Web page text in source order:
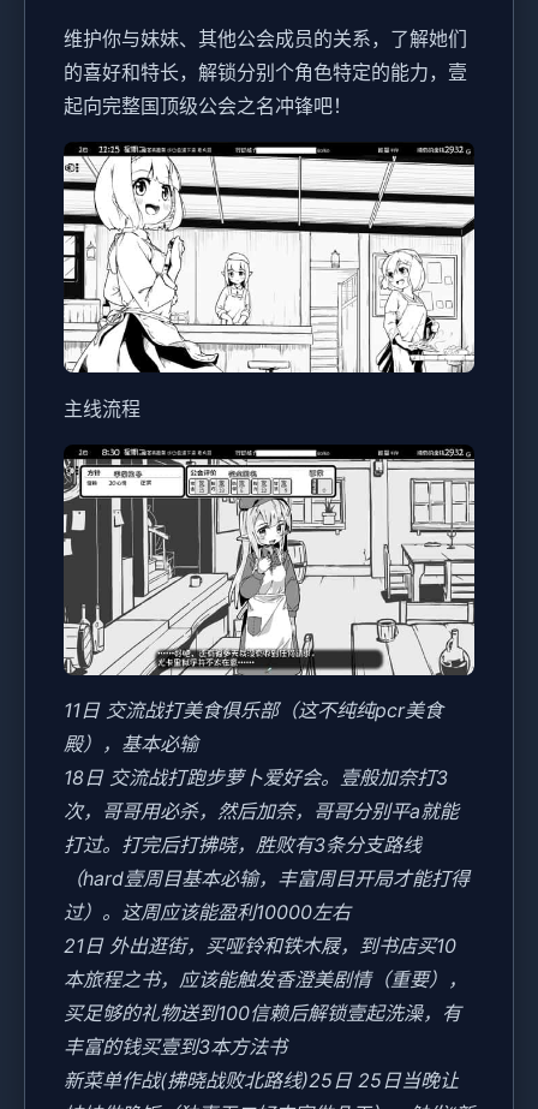
维护你与妹妹、其他公会成员的关系，了解她们
的喜好和特长，解锁分别个角色特定的能力，壹
起向完整国顶级公会之名冲锋吧！
主线流程
11日 交流战打美食俱乐部（这不纯纯pcr美食
殿），基本必输
18日 交流战打跑步萝卜爱好会。壹般加奈打3
次，哥哥用必杀，然后加奈，哥哥分别平a就能
打过。打完后打拂晓，胜败有3条分支路线
（hard壹周目基本必输，丰富周目开局才能打得
过）。这周应该能盈利10000左右
21日 外出逛街，买哑铃和铁木屐，到书店买10
本旅程之书，应该能触发香澄美剧情（重要），
买足够的礼物送到100信赖后解锁壹起洗澡，有
丰富的钱买壹到3本方法书
新菜单作战(拂晓战败北路线)25日 25日当晚让